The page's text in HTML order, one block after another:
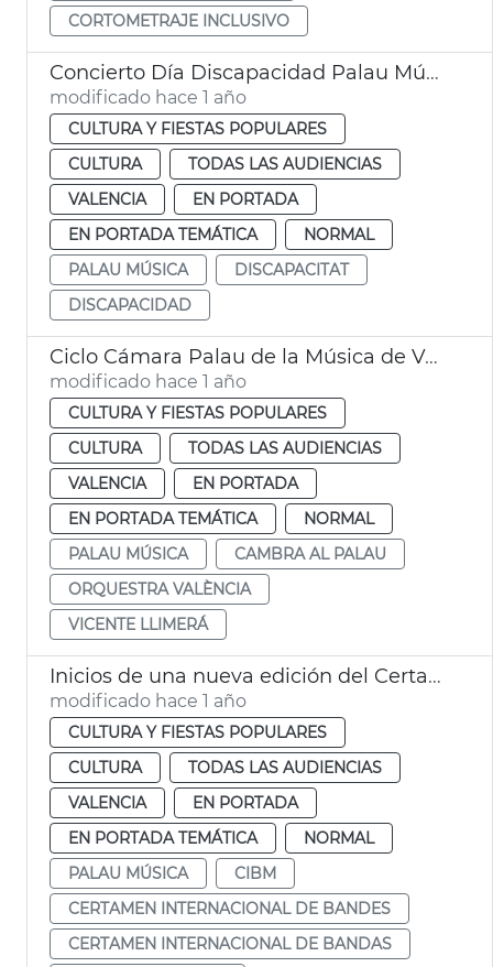
CORTOMETRAJE INCLUSIVO
Concierto Día Discapacidad Palau Música
modificado hace 1 año
CULTURA Y FIESTAS POPULARES
CULTURA
TODAS LAS AUDIENCIAS
VALENCIA
EN PORTADA
EN PORTADA TEMÁTICA
NORMAL
PALAU MÚSICA
DISCAPACITAT
DISCAPACIDAD
Ciclo Cámara Palau de la Música de València
modificado hace 1 año
CULTURA Y FIESTAS POPULARES
CULTURA
TODAS LAS AUDIENCIAS
VALENCIA
EN PORTADA
EN PORTADA TEMÁTICA
NORMAL
PALAU MÚSICA
CAMBRA AL PALAU
ORQUESTRA VALÈNCIA
VICENTE LLIMERÁ
Inicios de una nueva edición del Certamen Internacional de Bandas de Música de València
modificado hace 1 año
CULTURA Y FIESTAS POPULARES
CULTURA
TODAS LAS AUDIENCIAS
VALENCIA
EN PORTADA
EN PORTADA TEMÁTICA
NORMAL
PALAU MÚSICA
CIBM
CERTAMEN INTERNACIONAL DE BANDES
CERTAMEN INTERNACIONAL DE BANDAS